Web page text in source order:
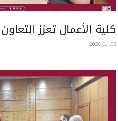
كلية الأعمال تعزز
03.أيار.2026